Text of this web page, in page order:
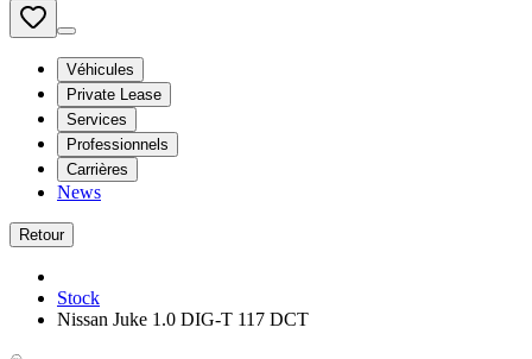
Véhicules
Private Lease
Services
Professionnels
Carrières
News
Retour
Stock
Nissan Juke 1.0 DIG-T 117 DCT